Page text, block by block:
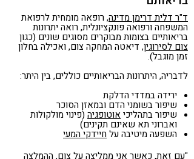
ד"ר דלית דרימן מדינה, רופאה מומחית לרפואת
המשפחה ורפואה פונקציונלית, רואה יתרונות
בריאותיים בצומות מבוקרים מסוגים שונים (כגון
צום לסירוגין, דיאטה המחקה צום, ואכילה בחלון
זמן מוגבל).
לדבריה, היתרונות הבריאותיים כוללים, בין היתר:
ירידה במדדי הדלקת
שיפור בשומני הדם ובמאזן הסוכר
שיפור בתהליכיאוטופגיה (פינוי מולקולות
ואברוני תא שאינם תקינים)
השפעה מיטיבה עלחיידקי המעי
"עם זאת, כאשר אני ממליצה על צום, ההמלצה